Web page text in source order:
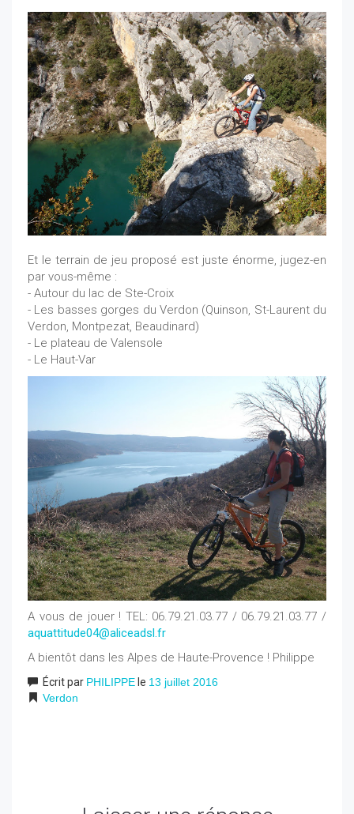
Et le terrain de jeu proposé est juste énorme, jugez-en
par vous-même :
- Autour du lac de Ste-Croix
- Les basses gorges du Verdon (Quinson, St-Laurent du
Verdon, Montpezat, Beaudinard)
- Le plateau de Valensole
- Le Haut-Var
A vous de jouer ! TEL: 06.79.21.03.77 / 06.79.21.03.77 /
aquattitude04@aliceadsl.fr
A bientôt dans les Alpes de Haute-Provence ! Philippe
Écrit par PHILIPPE le 13 juillet 2016
Verdon